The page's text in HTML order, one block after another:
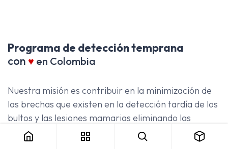
Programa de detección temprana
con ♥ en Colombia
Nuestra misión es contribuir en la minimización de
las brechas que existen en la detección tardía de los
bultos y las lesiones mamarias eliminando las
barreras de acceso y salvaguardando la vida de las
mujeres colombianas.